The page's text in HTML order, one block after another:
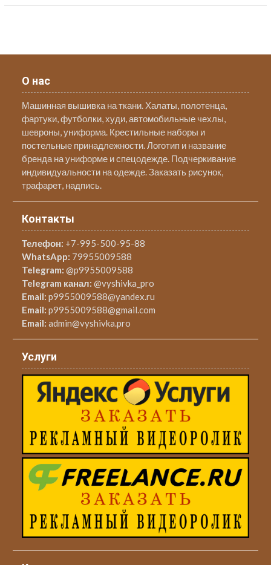
О нас
Машинная вышивка на ткани. Халаты, полотенца,
фартуки, футболки, худи, автомобильные чехлы,
шевроны, униформа. Крестильные наборы и
постельные принадлежности. Логотип и название
бренда на униформе и спецодежде. Подчеркивание
индивидуальности на одежде. Заказать рисунок,
трафарет, надпись.
Контакты
Телефон: +7-995-500-95-88
WhatsApp: 79955009588
Telegram: @p9955009588
Telegram канал: @vyshivka_pro
Email: p9955009588@yandex.ru
Email: p9955009588@gmail.com
Email: admin@vyshivka.pro
Услуги